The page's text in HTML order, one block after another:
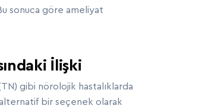
sonuca göre ameliyat
İlişki
gibi nörolojik hastalıklarda
bir seçenek olarak